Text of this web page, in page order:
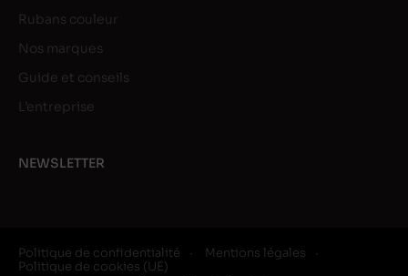
Rubans couleur
Nos marques
Guide et conseils
L’entreprise
NEWSLETTER
Politique de confidentialité
Mentions légales
Politique de cookies (UE)